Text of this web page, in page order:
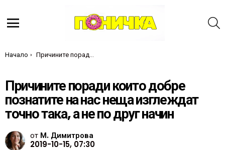
Ти си тук:
Начало Причините поради които добре познатите на нас неща изглеждат точно така, а не по друг начин
Причините поради които добре
познатите на нас неща изглеждат
точно така, а не по друг начин
от М. Димитрова
2019-10-15, 07:30